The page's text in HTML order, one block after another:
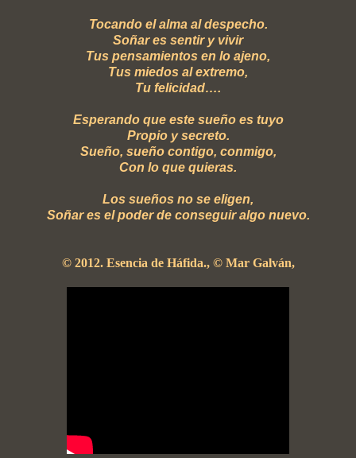
Tocando el alma al despecho.
Soñar es sentir y vivir
Tus pensamientos en lo ajeno,
Tus miedos al extremo,
Tu felicidad….
Esperando que este sueño es tuyo
Propio y secreto.
Sueño, sueño contigo, conmigo,
Con lo que quieras.
Los sueños no se eligen,
Soñar es el poder de conseguir algo nuevo.
© 2012. Esencia de Háfida., © Mar Galván,